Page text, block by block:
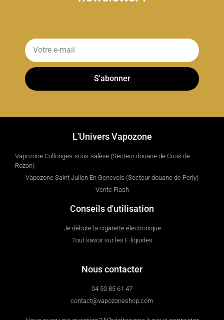
S'abonner
L'Univers Vapozone
Vapozone Collonges-sous-salève (Secteur douane de Crois de
Rozon)
Vapozone Saint Julien En Genevois (Secteur douane de Perly)
Vente Flash
Conseils d'utilisation
Je débute la cigarette électronique
Tout savoir sur les E-liquides
Nous contacter
04 50 85 61 47
contact@vapozoneshop.com